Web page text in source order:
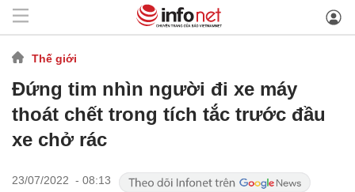
Thế giới
Đứng tim nhìn người đi xe máy
thoát chết trong tích tắc trước đầu
xe chở rác
23/07/2022 - 08:13